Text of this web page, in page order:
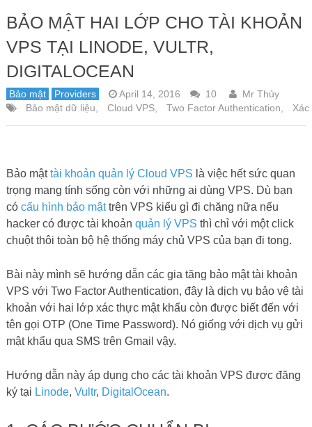
BẢO MẬT HAI LỚP CHO TÀI KHOẢN
VPS TẠI LINODE, VULTR,
DIGITALOCEAN
Bảo mật Providers April 14, 2016 10
Mr Thủy
Bảo mật dữ liệu
Cloud VPS, Two Factor Authentication
Bảo mậttài khoản quản lý Cloud VPS là việc hết sức quan
trọng mang tính sống còn với những ai dùng VPS. Dù bạn
có cấu hình bảo mậttrên VPS kiểu gì đi chăng nữa nếu
hacker có được tài khoản quản lý VPS thì chỉ với một click
chuột thôi toàn bộ hệ thống máy chủ VPS của bạn đi tong.
Bài này mình sẽ hướng dẫn các gia tăng bảo mật tài khoản
VPS với Two Factor Authentication, đây là dịch vụ bảo vệ tài
khoản với hai lớp xác thực mật khẩu còn được biết đến với
tên gọi OTP (One Time Password). Nó giống với dịch vụ gửi
mật khẩu qua SMS trên Gmail vậy.
Hướng dẫn này áp dụng cho các tài khoản VPS được đăng
ký tại Linode, Vultr, DigitalOcean.